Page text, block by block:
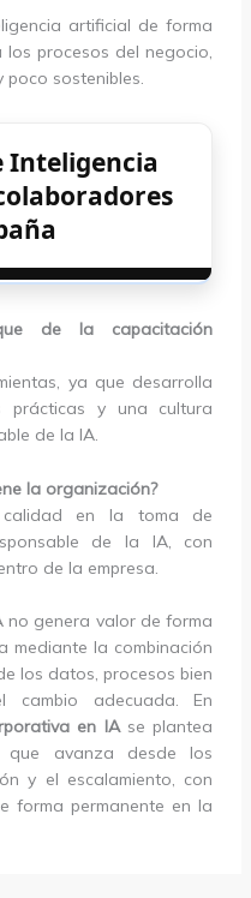
artificial de forma
procesos del negocio,
sostenibles.
Inteligencia
de la capacitación
ya que desarrolla
prácticas y una cultura
de la IA.
la organización?
en la toma de
de la IA, con
de la empresa.
no genera valor de forma
mediante la combinación
los datos, procesos bien
adecuada. En
en IAse plantea
avanza desde los
y el escalamiento, con
forma permanente en la